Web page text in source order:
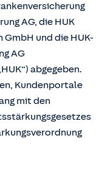
AG, die HUK
und die HUK-
AG
abgegeben.
Kundenportale
mit den